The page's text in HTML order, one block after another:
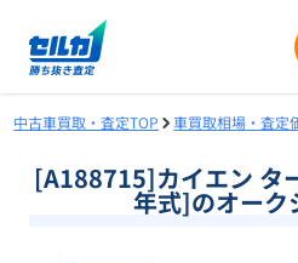
中古車買取・査定TOP 車買取相場・査
[A188715]カイエン
年式]のオーク